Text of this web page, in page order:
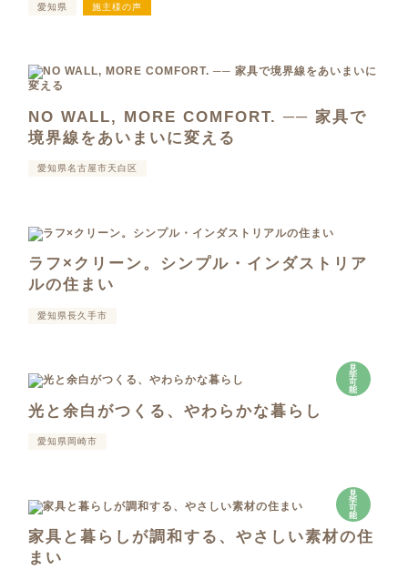
愛知県 施主様の声
NO WALL, MORE COMFORT. ── 家具で
境界線をあいまいに変える
愛知県名古屋市天白区
ラフ×クリーン。シンプル・インダストリア
ルの住まい
愛知県長久手市
見
学
可
能
光と余白がつくる、やわらかな暮らし
愛知県岡崎市
見
学
可
能
家具と暮らしが調和する、やさしい素材の住
まい